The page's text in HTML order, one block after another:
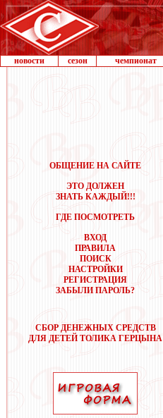
новости сезон чемпионат
ОБЩЕНИЕ НА САЙТЕ
ЭТО ДОЛЖЕН
ЗНАТЬ КАЖДЫЙ!!!
ГДЕ ПОСМОТРЕТЬ
ВХОД
ПРАВИЛА
ПОИСК
НАСТРОЙКИ
РЕГИСТРАЦИЯ
ЗАБЫЛИ ПАРОЛЬ?
СБОР ДЕНЕЖНЫХ СРЕДСТВ
ДЛЯ ДЕТЕЙ ТОЛИКА ГЕРЦЫНА